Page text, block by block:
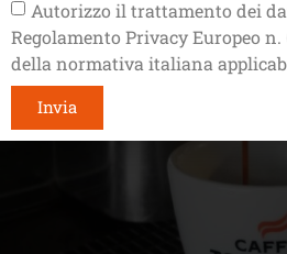
Autorizzo il trattamento dei
Regolamento Privacy Europeo n.
della normativa italiana
Invia